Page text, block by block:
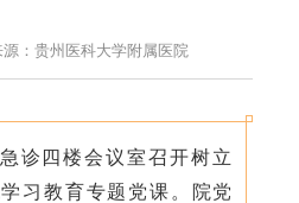
源：贵州医科大学附属医院
诊四楼会议室召开树立
习教育专题党课。院党